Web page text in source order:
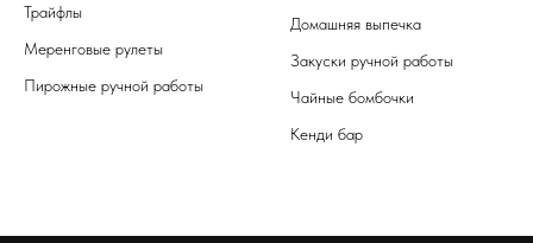
Трайфлы
Меренговые рулеты
Пирожные ручной работы
Домашняя выпечка
Закуски ручной работы
Чайные бомбочки
Кенди бар